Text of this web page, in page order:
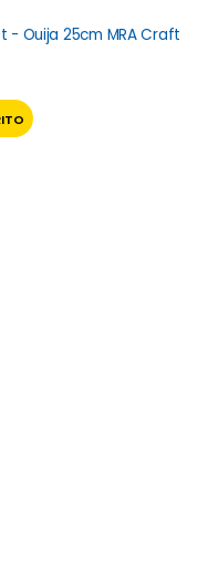
- Ouija 25cm MRA Craft